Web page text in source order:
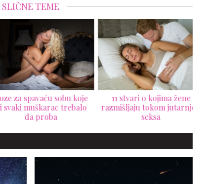
SLIČNE TEME
za spavaću sobu koje
muškarac trebalo
da proba
11 stvari o kojima žene
razmišljaju tokom jutarnjeg
seksa